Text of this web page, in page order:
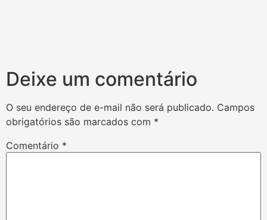
Deixe um comentário
O seu endereço de e-mail não será publicado. Campos
obrigatórios são marcados com *
Comentário *